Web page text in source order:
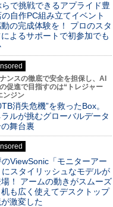
で挑戦できるアプライド豊
の自作PC組み立てイベント
の完成体験を！ プロのスタ
によるサポートで初参加でも
ンスの徹底で安全を担保し、AI
促進で目指すのは“トレジャー
ンジン
消失危機”を救ったBox。
ルが挑むグローバルデータ
舞台裏
ViewSonic「モニターアー
にスタイリッシュなモデルが
！ アームの動きがスムーズ
も広く使えてデスクトップ
激変した